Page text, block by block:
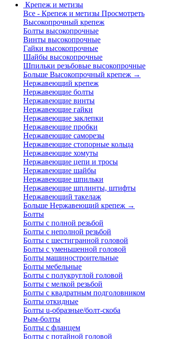
Крепеж и метизы
Все - Крепеж и метизы Просмотреть
Высокопрочный крепеж
Болты высокопрочные
Винты высокопрочные
Гайки высокопрочные
Шайбы высокопрочные
Шпильки резьбовые высокопрочные
Больше Высокопрочный крепеж →
Нержавеющий крепеж
Нержавеющие болты
Нержавеющие винты
Нержавеющие гайки
Нержавеющие заклепки
Нержавеющие пробки
Нержавеющие саморезы
Нержавеющие стопорные кольца
Нержавеющие хомуты
Нержавеющие цепи и тросы
Нержавеющие шайбы
Нержавеющие шпильки
Нержавеющие шплинты, штифты
Нержавеющий такелаж
Больше Нержавеющий крепеж →
Болты
Болты с полной резьбой
Болты с неполной резьбой
Болты с шестигранной головой
Болты с уменьшенной головой
Болты машиностроительные
Болты мебельные
Болты с полукруглой головой
Болты с мелкой резьбой
Болты с квадратным подголовником
Болты откидные
Болты u-образные/болт-скоба
Рым-болты
Болты с фланцем
Болты с потайной головой